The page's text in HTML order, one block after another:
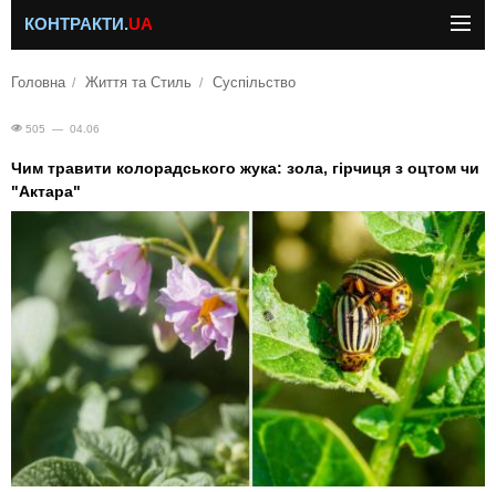
КОНТРАКТИ.UA
Головна Життя та Стиль Суспільство
505 — 04.06
Чим травити колорадського жука: зола, гірчиця з оцтом чи
"Актара"